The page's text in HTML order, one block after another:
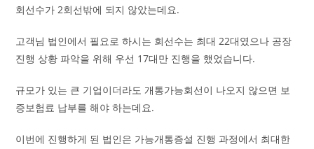
회선수가 2회선밖에 되지 않았는데요.
고객님 법인에서 필요로 하시는 회선수는 최대 22대였으나 공장
진행 상황 파악을 위해 우선 17대만 진행을 했었습니다.
규모가 있는 큰 기업이더라도 개통가능회선이 나오지 않으면 보
증보험료 납부를 해야 하는데요.
이번에 진행하게 된 법인은 가능개통증설 진행 과정에서 최대한